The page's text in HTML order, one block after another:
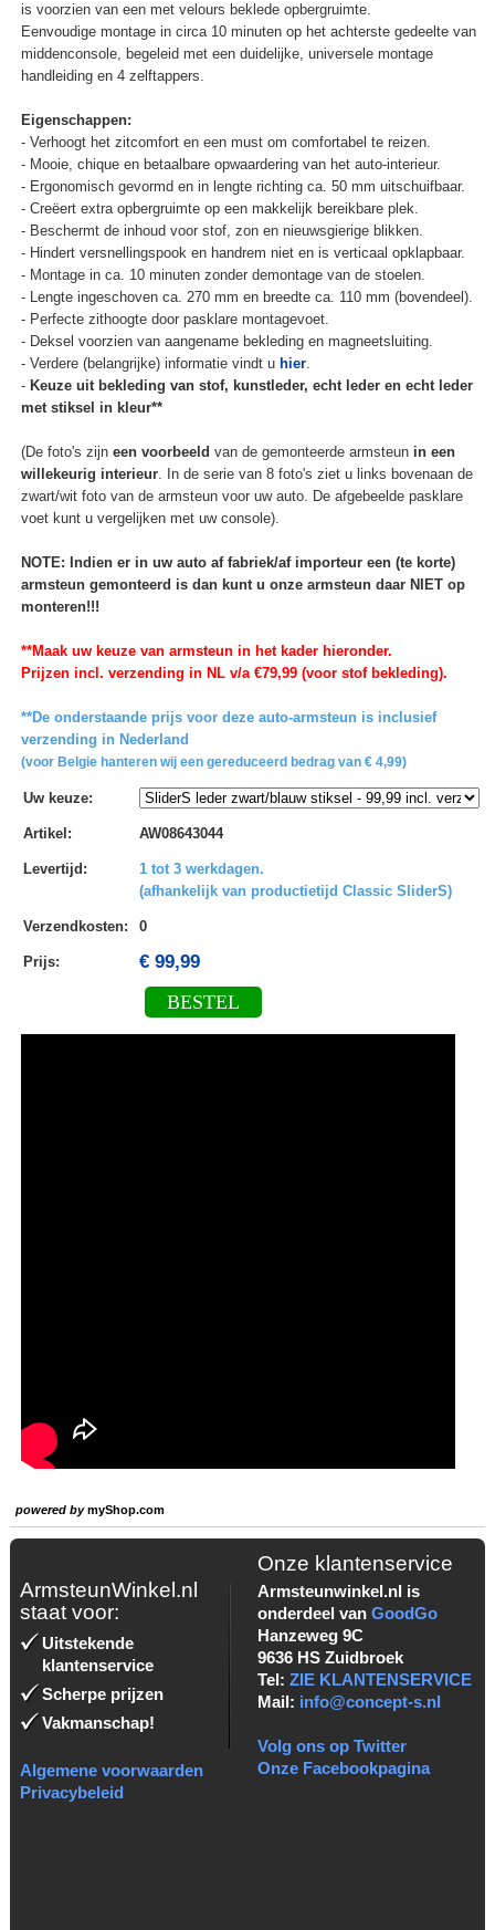
is voorzien van een met velours beklede opbergruimte.
Eenvoudige montage in circa 10 minuten op het achterste gedeelte van
middenconsole, begeleid met een duidelijke, universele montage
handleiding en 4 zelftappers.
Eigenschappen:
- Verhoogt het zitcomfort en een must om comfortabel te reizen.
- Mooie, chique en betaalbare opwaardering van het auto-interieur.
- Ergonomisch gevormd en in lengte richting ca. 50 mm uitschuifbaar.
- Creëert extra opbergruimte op een makkelijk bereikbare plek.
- Beschermt de inhoud voor stof, zon en nieuwsgierige blikken.
- Hindert versnellingspook en handrem niet en is verticaal opklapbaar.
- Montage in ca. 10 minuten zonder demontage van de stoelen.
- Lengte ingeschoven ca. 270 mm en breedte ca. 110 mm (bovendeel).
- Perfecte zithoogte door pasklare montagevoet.
- Deksel voorzien van aangename bekleding en magneetsluiting.
- Verdere (belangrijke) informatie vindt u hier.
- Keuze uit bekleding van stof, kunstleder, echt leder en echt leder
met stiksel in kleur**
(De foto's zijn een voorbeeld van de gemonteerde armsteun in een
willekeurig interieur. In de serie van 8 foto's ziet u links bovenaan de
zwart/wit foto van de armsteun voor uw auto. De afgebeelde pasklare
voet kunt u vergelijken met uw console).
NOTE: Indien er in uw auto af fabriek/af importeur een (te korte)
armsteun gemonteerd is dan kunt u onze armsteun daar NIET op
monteren!!!
**Maak uw keuze van armsteun in het kader hieronder.
Prijzen incl. verzending in NL v/a €79,99 (voor stof bekleding).
**De onderstaande prijs voor deze auto-armsteun is inclusief
verzending in Nederland
(voor Belgie hanteren wij een gereduceerd bedrag van € 4,99)
Uw keuze:
Artikel : AW08643044
Levertijd :
1 tot 3 werkdagen.
(afhankelijk van productietijd Classic SliderS)
Verzendkosten: 0
Prijs: € 99,99
BESTEL
powered bymyShop.com
ArmsteunWinkel.nl
staat voor:
Uitstekende
klantenservice
Scherpe prijzen
Vakmanschap!
Algemene voorwaarden
Privacybeleid
Onze klantenservice
Armsteunwinkel.nl is
onderdeel van GoodGo
Hanzeweg 9C
9636 HS Zuidbroek
Tel: ZIE KLANTENSERVICE
Mail: info@concept-s.nl
Volg ons op Twitter
Onze Facebookpagina